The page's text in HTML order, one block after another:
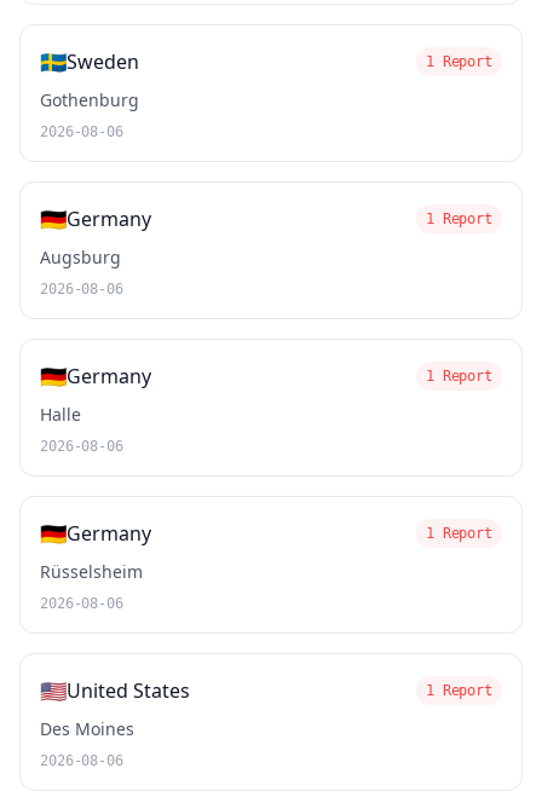
🇸🇪Sweden 1 Report
Gothenburg
2026-08-06
🇩🇪Germany 1 Report
Augsburg
2026-08-06
🇩🇪Germany 1 Report
Halle
2026-08-06
🇩🇪Germany 1 Report
Rüsselsheim
2026-08-06
🇺🇸United States 1 Report
Des Moines
2026-08-06